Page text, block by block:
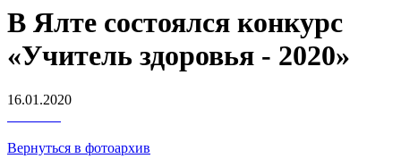
В Ялте состоялся конкурс
«Учитель здоровья - 2020»
16.01.2020
Вернуться в фотоархив